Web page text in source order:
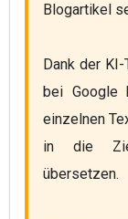
Blogartikel
Dank der
bei Google
einzelnen
in die
übersetzen.